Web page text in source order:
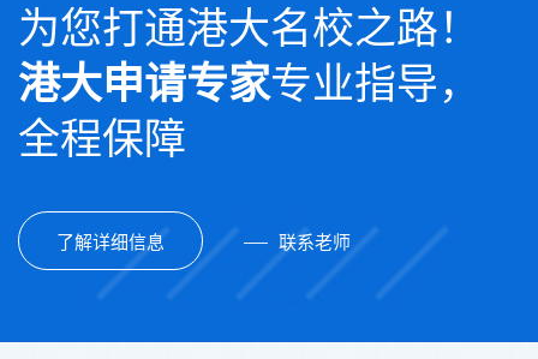
为您打通港大名校之路！
港大申请专家专业指导，
全程保障
了解详细信息 联系老师